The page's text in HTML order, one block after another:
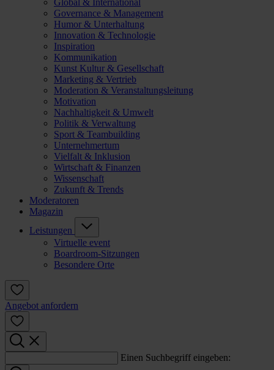
Global & International
Governance & Management
Humor & Unterhaltung
Innovation & Technologie
Inspiration
Kommunikation
Kunst Kultur & Gesellschaft
Marketing & Vertrieb
Moderation & Veranstaltungsleitung
Motivation
Nachhaltigkeit & Umwelt
Politik & Verwaltung
Sport & Teambuilding
Unternehmertum
Vielfalt & Inklusion
Wirtschaft & Finanzen
Wissenschaft
Zukunft & Trends
Moderatoren
Magazin
Leistungen
Virtuelle event
Boardroom-Sitzungen
Besondere Orte
Angebot anfordern
Einen Suchbegriff eingeben: